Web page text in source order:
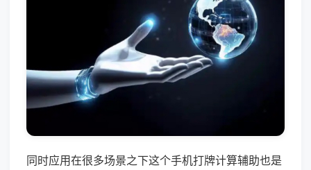
同时应用在很多场景之下这个手机打牌计算辅助也是